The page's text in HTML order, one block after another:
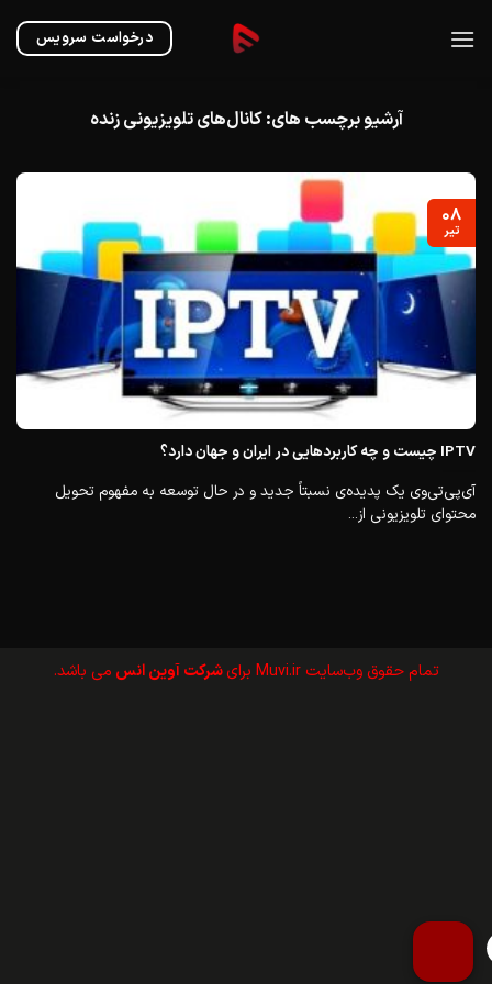
درخواست سرویس
آرشیو برچسب های:کانال‌های تلویزیونی زنده
IPTV چیست و چه کاربردهایی در ایران و جهان دارد؟
آی‌پی‌تی‌وی یک پدیده‌ی نسبتاً جدید و در حال توسعه به مفهوم تحویل
محتوای تلویزیونی از...
۰۸
تیر
تمام حقوق وب‌سايت Muvi.ir برای شرکت آوین انس می باشد.